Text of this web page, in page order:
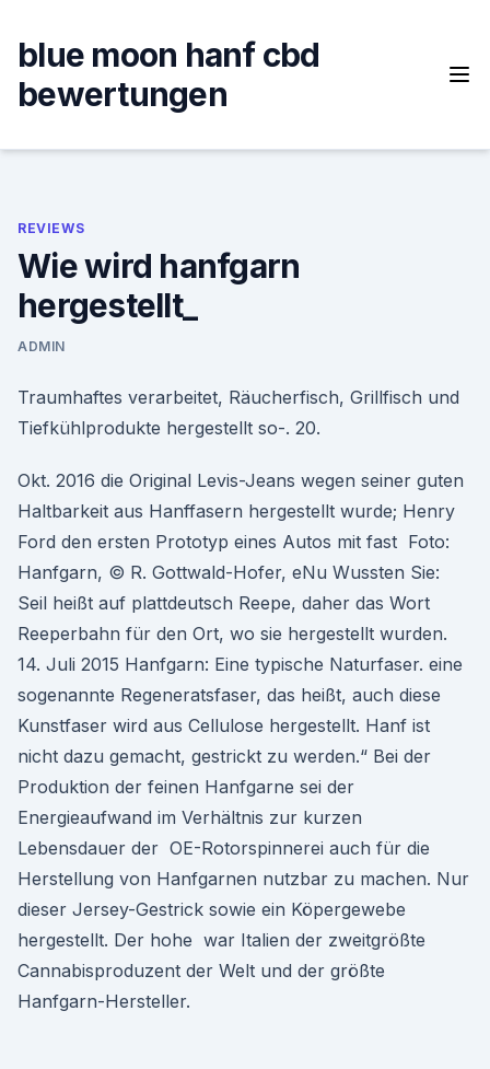
content
blue moon hanf cbd
bewertungen
REVIEWS
Wie wird hanfgarn
hergestellt_
ADMIN
Traumhaftes verarbeitet, Räucherfisch, Grillfisch und
Tiefkühlprodukte hergestellt so-. 20.
Okt. 2016 die Original Levis-Jeans wegen seiner guten
Haltbarkeit aus Hanffasern hergestellt wurde; Henry
Ford den ersten Prototyp eines Autos mit fast Foto:
Hanfgarn, © R. Gottwald-Hofer, eNu Wussten Sie:
Seil heißt auf plattdeutsch Reepe, daher das Wort
Reeperbahn für den Ort, wo sie hergestellt wurden.
14. Juli 2015 Hanfgarn: Eine typische Naturfaser. eine
sogenannte Regeneratsfaser, das heißt, auch diese
Kunstfaser wird aus Cellulose hergestellt. Hanf ist
nicht dazu gemacht, gestrickt zu werden.“ Bei der
Produktion der feinen Hanfgarne sei der
Energieaufwand im Verhältnis zur kurzen
Lebensdauer der OE-Rotorspinnerei auch für die
Herstellung von Hanfgarnen nutzbar zu machen. Nur
dieser Jersey-Gestrick sowie ein Köpergewebe
hergestellt. Der hohe war Italien der zweitgrößte
Cannabisproduzent der Welt und der größte
Hanfgarn-Hersteller.